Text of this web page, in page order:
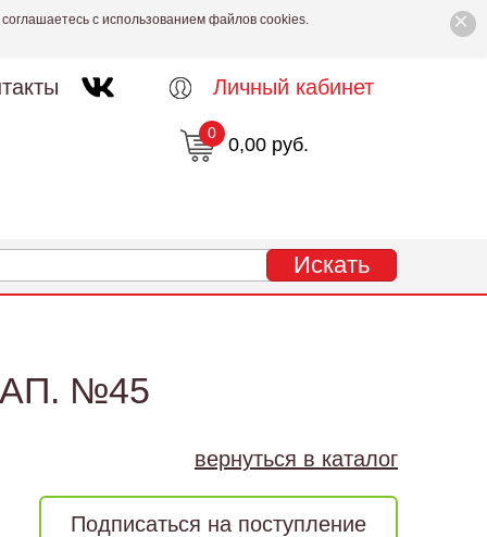
×
с использованием файлов cookies.
Личный кабинет
0,00 руб.
0
№45
вернуться в каталог
Подписаться на поступление